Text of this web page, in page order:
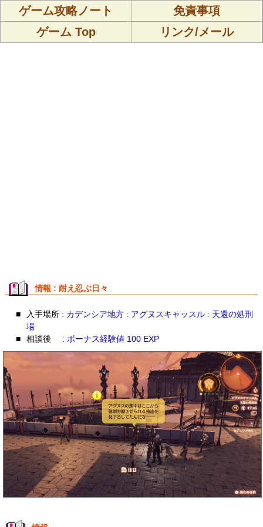
ゲーム攻略ノート
免責事項
ゲーム Top
リンク/メール
情報 : 耐え忍ぶ日々
■ 入手場所 : カデンシア地方 : アグヌスキャッスル : 天還の処刑
場
■
相談後 : ボーナス経験値 100 EXP